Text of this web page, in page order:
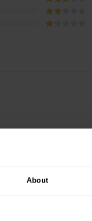
About
i podle ceny.